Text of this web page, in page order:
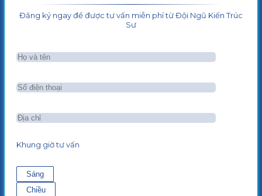
Đăng ký ngay để được tư vấn miễn phí từ Đội Ngũ Kiến Trúc
Sư
Khung giờ tư vấn
Sáng
Chiều